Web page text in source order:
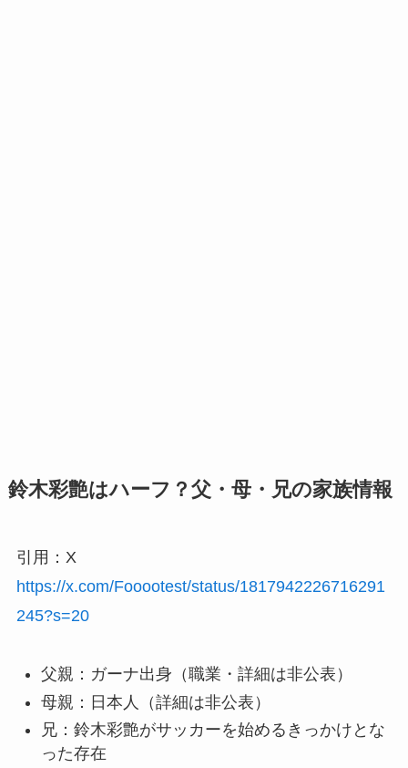
鈴木彩艶はハーフ？父・母・兄の家族情報
引用：X
https://x.com/Fooootest/status/1817942226716291
245?s=20
父親：ガーナ出身（職業・詳細は非公表）
母親：日本人（詳細は非公表）
兄：鈴木彩艶がサッカーを始めるきっかけとな
った存在